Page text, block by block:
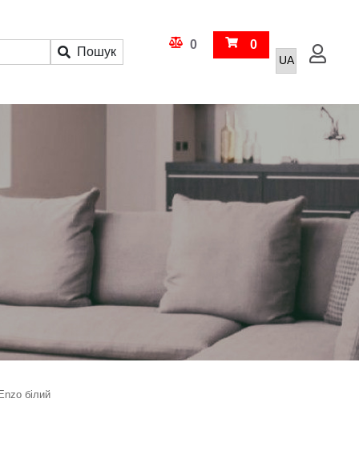
Пошук
Порівняння
0 Кошик
0
Увійти
білий